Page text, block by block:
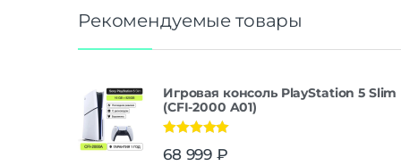
Рекомендуемые товары
Игровая консоль PlayStation 5 Slim
(CFI-2000 A01)
из 5
68 999 ₽